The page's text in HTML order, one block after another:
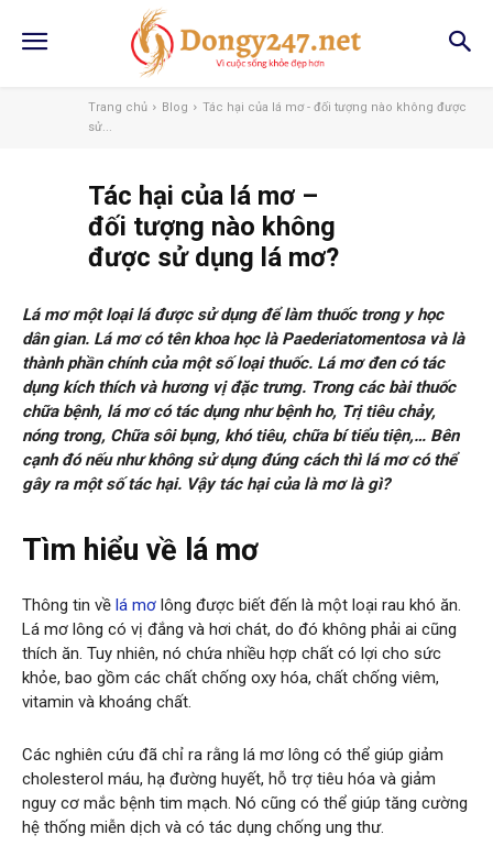
Trang chủ Blog
Tác hại của lá mơ - đối tượng nào không được
sử...
Tác hại của lá mơ –
đối tượng nào không
được sử dụng lá mơ?
Lá mơ một loại lá được sử dụng để làm thuốc trong y học
dân gian. Lá mơ có tên khoa học là Paederiatomentosa và là
thành phần chính của một số loại thuốc. Lá mơ đen có tác
dụng kích thích và hương vị đặc trưng. Trong các bài thuốc
chữa bệnh, lá mơ có tác dụng như bệnh ho, Trị tiêu chảy,
nóng trong, Chữa sôi bụng, khó tiêu, chữa bí tiểu tiện,… Bên
cạnh đó nếu như không sử dụng đúng cách thì lá mơ có thể
gây ra một số tác hại. Vậy tác hại của là mơ là gì?
Tìm hiểu về lá mơ
Thông tin về lá mơ lông được biết đến là một loại rau khó ăn.
Lá mơ lông có vị đắng và hơi chát, do đó không phải ai cũng
thích ăn. Tuy nhiên, nó chứa nhiều hợp chất có lợi cho sức
khỏe, bao gồm các chất chống oxy hóa, chất chống viêm,
vitamin và khoáng chất.
Các nghiên cứu đã chỉ ra rằng lá mơ lông có thể giúp giảm
cholesterol máu, hạ đường huyết, hỗ trợ tiêu hóa và giảm
nguy cơ mắc bệnh tim mạch. Nó cũng có thể giúp tăng cường
hệ thống miễn dịch và có tác dụng chống ung thư.